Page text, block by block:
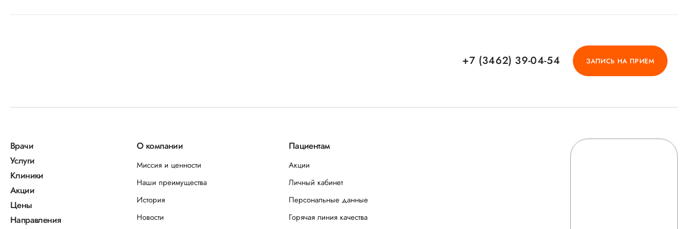
+7 (3462) 39-04-54 ЗАПИСЬ НА ПРИЕМ
Врачи
Услуги
Клиники
Акции
Цены
Направления
О компании
Миссия и ценности
Наши преимущества
История
Новости
Пациентам
Акции
Личный кабинет
Персональные данные
Горячая линия качества